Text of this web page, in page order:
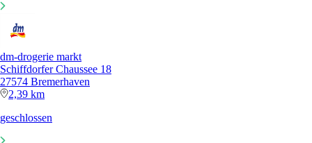
dm-drogerie markt
Schiffdorfer Chaussee 18
27574 Bremerhaven
2,39 km
geschlossen